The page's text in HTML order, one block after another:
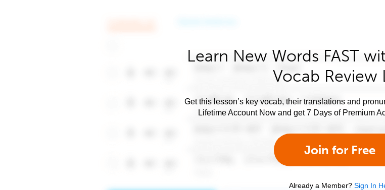
Learn New Words FAST
Vocab Review
Get this lesson’s key vocab, their translations and
Lifetime Account Now and get 7 Days of Premium
Join for Free
Already a Member? Sign In